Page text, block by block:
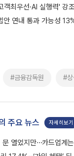
객최우선·AI 실행력' 강
안 연내 통과 가능성
#금융감독원 #상
주요 뉴스 자세히보기
문 열었지만⋯카드업계